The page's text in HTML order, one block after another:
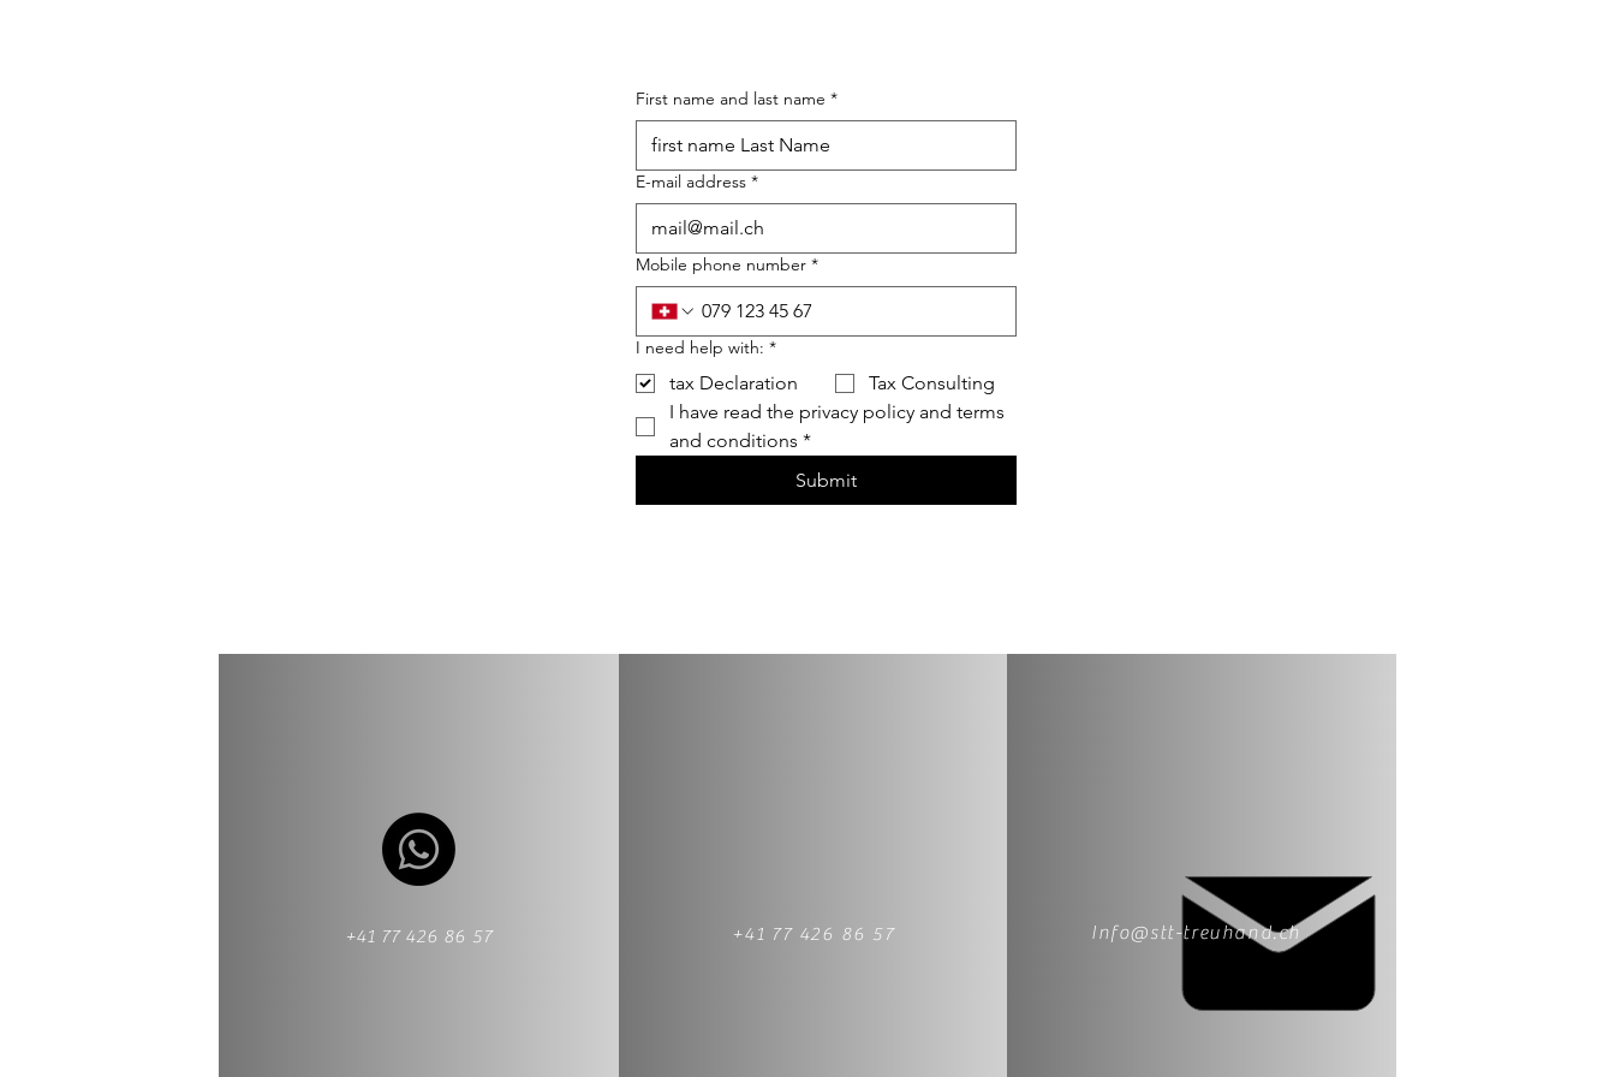
First name and last name *
E-mail address *
Mobile phone number *
I need help with: *
tax Declaration
Tax Consulting
I have read the privacy policy and terms
and conditions *
Submit
+41 77 426 86 57 +41 77 426 86 57 Info@stt-treuhand.ch